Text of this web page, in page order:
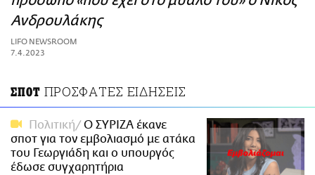
ΑΜΠΑ
PRINT
Ανδρουλάκης
LIFO NEWSROOM
7.4.2023
ΣΠΟΤ ΠΡΟΣΦΑΤΕΣ ΕΙΔΗΣΕΙΣ
Πολιτική
Ο ΣΥΡΙΖΑ έκανε
σποτ για τον εμβολιασμό με ατάκα
του Γεωργιάδη και ο υπουργός
έδωσε συγχαρητήρια